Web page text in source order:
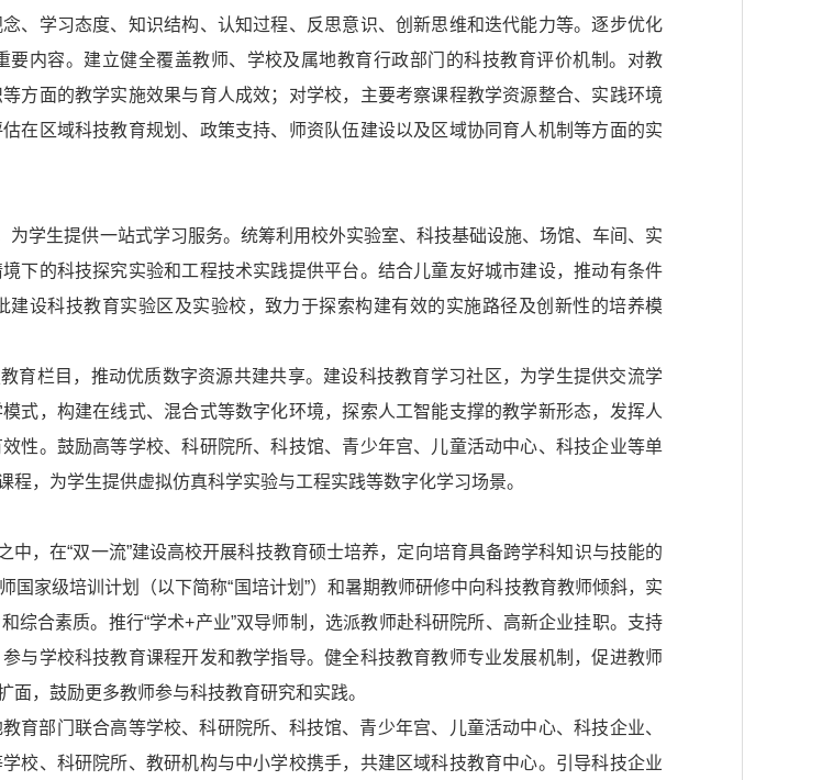
、学习态度、知识结构、认知过程、反思意识、创新思维和迭代能力等。逐步优化
内容。建立健全覆盖教师、学校及属地教育行政部门的科技教育评价机制。对教
方面的教学实施效果与育人成效；对学校，主要考察课程教学资源整合、实践环境
在区域科技教育规划、政策支持、师资队伍建设以及区域协同育人机制等方面的实
学生提供一站式学习服务。统筹利用校外实验室、科技基础设施、场馆、车间、实
下的科技探究实验和工程技术实践提供平台。结合儿童友好城市建设，推动有条件
设科技教育实验区及实验校，致力于探索构建有效的实施路径及创新性的培养模
育栏目，推动优质数字资源共建共享。建设科技教育学习社区，为学生提供交流学
式，构建在线式、混合式等数字化环境，探索人工智能支撑的教学新形态，发挥人
性。鼓励高等学校、科研院所、科技馆、青少年宫、儿童活动中心、科技企业等单
，为学生提供虚拟仿真科学实验与工程实践等数字化学习场景。
，在“双一流”建设高校开展科技教育硕士培养，定向培育具备跨学科知识与技能的
家级培训计划（以下简称“国培计划”）和暑期教师研修中向科技教育教师倾斜，实
综合素质。推行“学术+产业”双导师制，选派教师赴科研院所、高新企业挂职。支持
与学校科技教育课程开发和教学指导。健全科技教育教师专业发展机制，促进教师
，鼓励更多教师参与科技教育研究和实践。
育部门联合高等学校、科研院所、科技馆、青少年宫、儿童活动中心、科技企业、
校、科研院所、教研机构与中小学校携手，共建区域科技教育中心。引导科技企业